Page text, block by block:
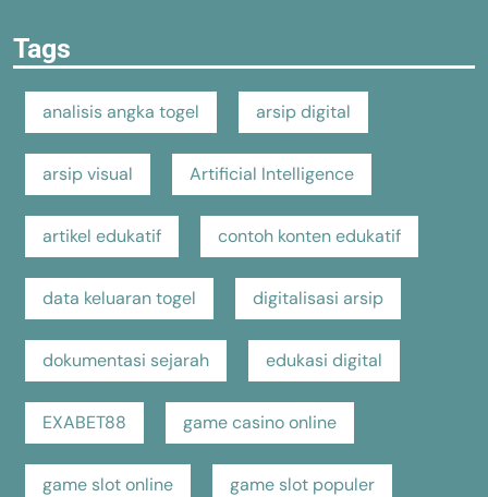
Tags
analisis angka togel arsip digital
arsip visual Artificial Intelligence
artikel edukatif contoh konten edukatif
data keluaran togel digitalisasi arsip
dokumentasi sejarah edukasi digital
EXABET88 game casino online
game slot online game slot populer